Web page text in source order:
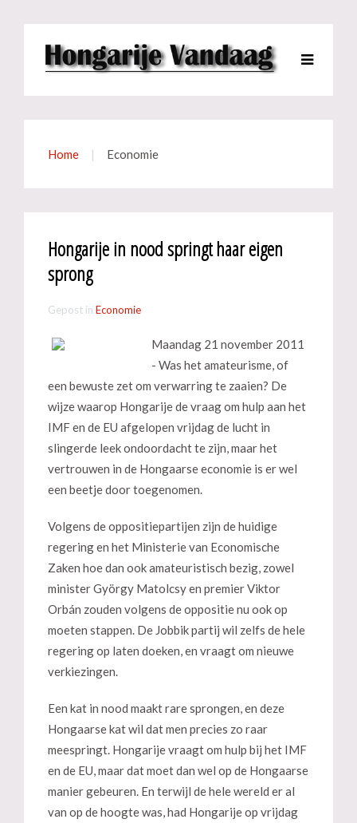
Home Economie
Hongarije in nood springt haar eigen
sprong
Gepost in Economie
Maandag 21 november 2011
- Was het amateurisme, of
een bewuste zet om verwarring te zaaien? De
wijze waarop Hongarije de vraag om hulp aan het
IMF en de EU afgelopen vrijdag de lucht in
slingerde leek ondoordacht te zijn, maar het
vertrouwen in de Hongaarse economie is er wel
een beetje door toegenomen.
Volgens de oppositiepartijen zijn de huidige
regering en het Ministerie van Economische
Zaken hoe dan ook amateuristisch bezig, zowel
minister György Matolcsy en premier Viktor
Orbán zouden volgens de oppositie nu ook op
moeten stappen. De Jobbik partij wil zelfs de hele
regering op laten doeken, en vraagt om nieuwe
verkiezingen.
Een kat in nood maakt rare sprongen, en deze
Hongaarse kat wil dat men precies zo raar
meespringt. Hongarije vraagt om hulp bij het IMF
en de EU, maar dat moet dan wel op de Hongaarse
manier gebeuren. En terwijl de hele wereld er al
van op de hoogte was, had Hongarije op vrijdag